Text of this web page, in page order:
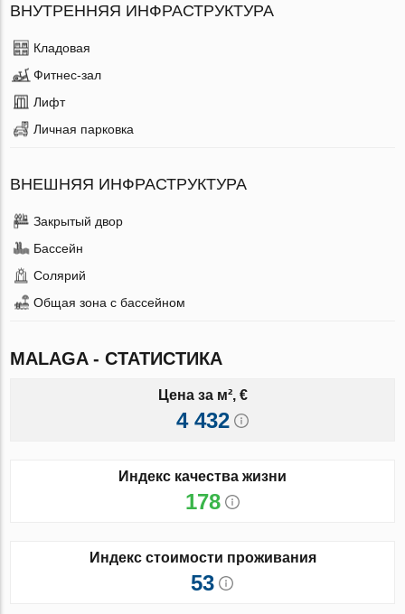
ВНУТРЕННЯЯ ИНФРАСТРУКТУРА
Кладовая
Фитнес-зал
Лифт
Личная парковка
ВНЕШНЯЯ ИНФРАСТРУКТУРА
Закрытый двор
Бассейн
Солярий
Общая зона с бассейном
MALAGA - СТАТИСТИКА
Цена за м², €
4 432
Индекс качества жизни
178
Индекс стоимости проживания
53